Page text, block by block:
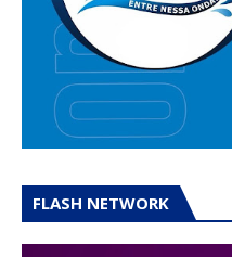
FLASH NETWORK